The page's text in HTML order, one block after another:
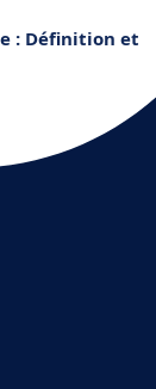
: Définition et